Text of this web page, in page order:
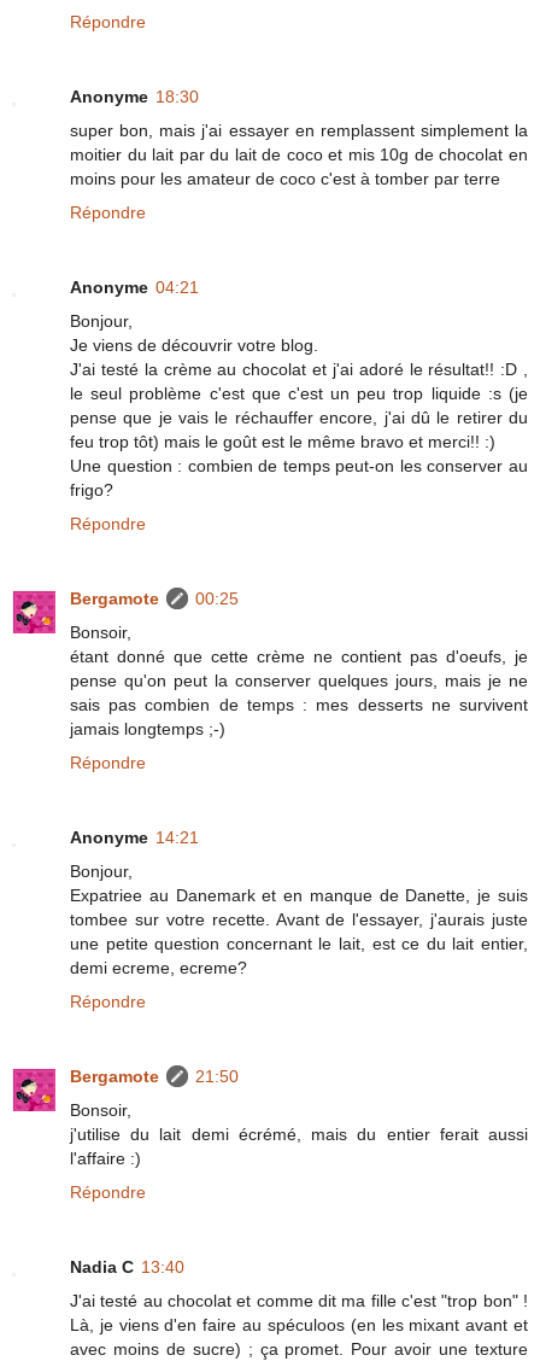
Répondre
Anonyme 18:30
super bon, mais j'ai essayer en remplassent simplement la
moitier du lait par du lait de coco et mis 10g de chocolat en
moins pour les amateur de coco c'est à tomber par terre
Répondre
Anonyme 04:21
Bonjour,
Je viens de découvrir votre blog.
J'ai testé la crème au chocolat et j'ai adoré le résultat!! :D ,
le seul problème c'est que c'est un peu trop liquide :s (je
pense que je vais le réchauffer encore, j'ai dû le retirer du
feu trop tôt) mais le goût est le même bravo et merci!! :)
Une question : combien de temps peut-on les conserver au
frigo?
Répondre
Bergamote
00:25
Bonsoir,
étant donné que cette crème ne contient pas d'oeufs, je
pense qu'on peut la conserver quelques jours, mais je ne
sais pas combien de temps : mes desserts ne survivent
jamais longtemps ;-)
Répondre
Anonyme 14:21
Bonjour,
Expatriee au Danemark et en manque de Danette, je suis
tombee sur votre recette. Avant de l'essayer, j'aurais juste
une petite question concernant le lait, est ce du lait entier,
demi ecreme, ecreme?
Répondre
Bergamote
21:50
Bonsoir,
j'utilise du lait demi écrémé, mais du entier ferait aussi
l'affaire :)
Répondre
Nadia C 13:40
J'ai testé au chocolat et comme dit ma fille c'est "trop bon" !
Là, je viens d'en faire au spéculoos (en les mixant avant et
avec moins de sucre) ; ça promet. Pour avoir une texture